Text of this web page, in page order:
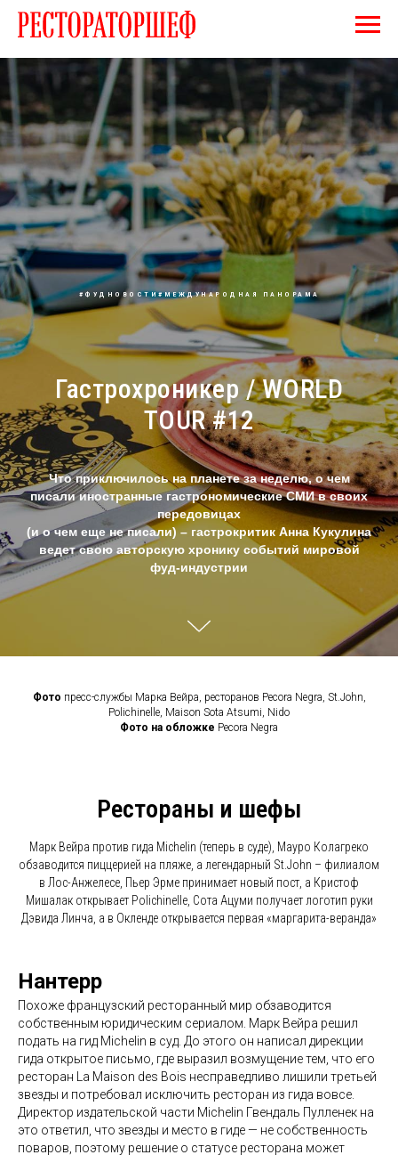
#ФУДНОВОСТИ#МЕЖДУНАРОДНАЯ ПАНОРАМА
Гастрохроникер / WORLD
TOUR #12
Что приключилось на планете за неделю, о чем
писали иностранные гастрономические СМИ в своих
передовицах
(и о чем еще не писали) – гастрокритик Анна Кукулина
ведет свою авторскую хронику событий мировой
фуд-индустрии
Фото пресс-службы Марка Вейра, ресторанов Pecora Negra, St.John,
Polichinelle, Maison Sota Atsumi, Nido
Фото на обложке Pecora Negra
Рестораны и шефы
Марк Вейра против гида Michelin (теперь в суде), Мауро Колагреко
обзаводится пиццерией на пляже, а легендарный St.John – филиалом
в Лос-Анжелесе, Пьер Эрме принимает новый пост, а Кристоф
Мишалак открывает Polichinelle, Сота Ацуми получает логотип руки
Дэвида Линча, а в Окленде открывается первая «маргарита-веранда»
Нантерр
Похоже французский ресторанный мир обзаводится
собственным юридическим сериалом. Марк Вейра решил
подать на гид Michelin в суд. До этого он написал дирекции
гида открытое письмо, где выразил возмущение тем, что его
ресторан La Maison des Bois несправедливо лишили третьей
звезды и потребовал исключить ресторан из гида вовсе.
Директор издательской части Michelin Гвендаль Пулленек на
это ответил, что звезды и место в гиде — не собственность
поваров, поэтому решение о статусе ресторана может